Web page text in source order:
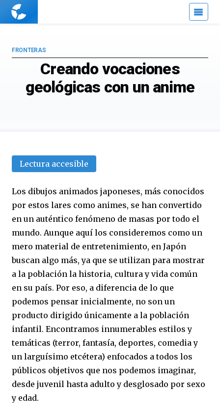
Cuaderno
Creando vocaciones
geológicas con un anime
FRONTERAS
Lectura accesible
Los dibujos animados japoneses, más conocidos
por estos lares como animes, se han convertido
en un auténtico fenómeno de masas por todo el
mundo. Aunque aquí los consideremos como un
mero material de entretenimiento, en Japón
buscan algo más, ya que se utilizan para mostrar
a la población la historia, cultura y vida común
en su país. Por eso, a diferencia de lo que
podemos pensar inicialmente, no son un
producto dirigido únicamente a la población
infantil. Encontramos innumerables estilos y
temáticas (terror, fantasía, deportes, comedia y
un larguísimo etcétera) enfocados a todos los
públicos objetivos que nos podemos imaginar,
desde juvenil hasta adulto y desglosado por sexo
y edad.